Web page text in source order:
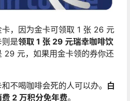
，因为金卡可领取 1 张 26 元
是领取 1 张 29 元瑞幸咖啡饮
29 元，如果用金卡领的券你还
不喝咖啡会死的人可以办。 白
2 万积分免年费。